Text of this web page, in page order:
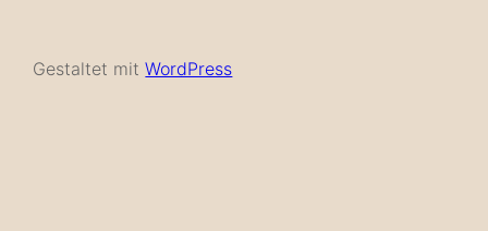
Gestaltet mitWordPress